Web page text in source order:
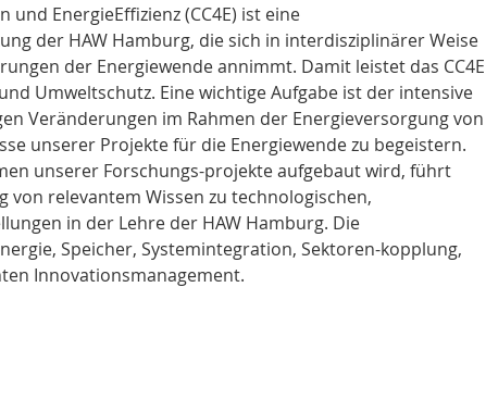
EnergieEffizienz (CC4E) ist eine
der HAW Hamburg, die sich in interdisziplinärer Weise
der Energiewende annimmt. Damit leistet das CC4E
Umweltschutz. Eine wichtige Aufgabe ist der intensive
Veränderungen im Rahmen der Energieversorgung von
unserer Projekte für die Energiewende zu begeistern.
unserer Forschungs-projekte aufgebaut wird, führt
relevantem Wissen zu technologischen,
in der Lehre der HAW Hamburg. Die
Speicher, Systemintegration, Sektoren-kopplung,
Innovationsmanagement.